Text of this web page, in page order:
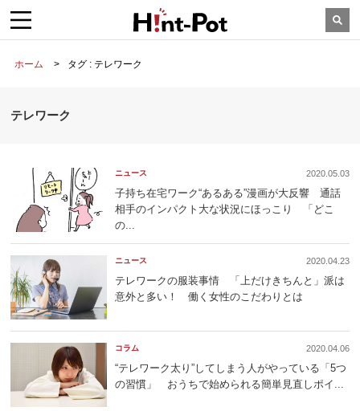
ホーム タグ : テレワーク
テレワーク
ニュース 2020.05.03
子持ち在宅ワーク“あるある”漫画が大反響 通話
相手のインパクト大な状況にほっこり 「どこ
の...
ニュース 2020.04.23
テレワークの服装事情 「上だけきちんと」派は
意外と多い！ 働く女性のこだわりとは
コラム 2020.04.06
“テレワーク太り”してしまう人がやっている「5つ
の習慣」 おうちで始められる簡単見直しポイ...